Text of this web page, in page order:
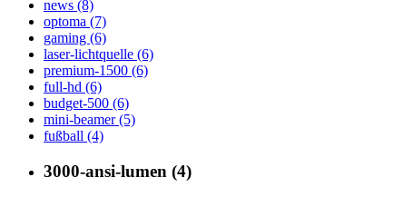
news (8)
optoma (7)
gaming (6)
laser-lichtquelle (6)
premium-1500 (6)
full-hd (6)
budget-500 (6)
mini-beamer (5)
fußball (4)
3000-ansi-lumen (4)